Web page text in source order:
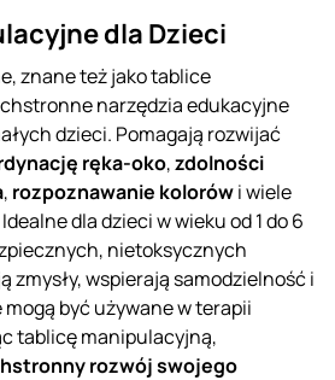
dla Dzieci
znane też jako tablice
narzędzia edukacyjne
dzieci. Pomagają rozwijać
ręka-oko,zdolności
, rozpoznawanie kolorówi wiele
dla dzieci w wieku od 1 do 6
nietoksycznych
zmysły, wspierają samodzielność i
być używane w terapii
tablicę manipulacyjną,
rozwój swojego